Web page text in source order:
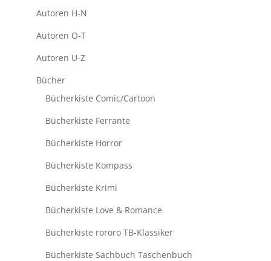
Autoren H-N
Autoren O-T
Autoren U-Z
Bücher
Bücherkiste Comic/Cartoon
Bücherkiste Ferrante
Bücherkiste Horror
Bücherkiste Kompass
Bücherkiste Krimi
Bücherkiste Love & Romance
Bücherkiste rororo TB-Klassiker
Bücherkiste Sachbuch Taschenbuch